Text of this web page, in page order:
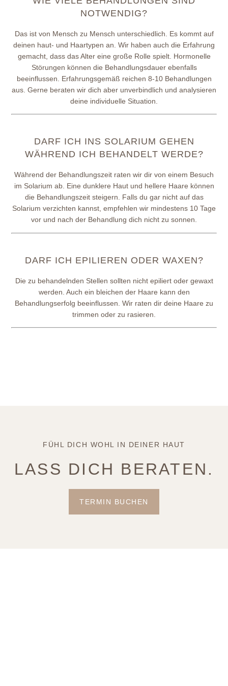
NOTWENDIG?
Das ist von Mensch zu Mensch unterschiedlich. Es kommt auf
deinen haut- und Haartypen an. Wir haben auch die Erfahrung
gemacht, dass das Alter eine große Rolle spielt. Hormonelle
Störungen können die Behandlungsdauer ebenfalls
beeinflussen. Erfahrungsgemäß reichen 8-10 Behandlungen
aus. Gerne beraten wir dich aber unverbindlich und analysieren
deine individuelle Situation.
DARF ICH INS SOLARIUM GEHEN
WÄHREND ICH BEHANDELT WERDE?
Während der Behandlungszeit raten wir dir von einem Besuch
im Solarium ab. Eine dunklere Haut und hellere Haare können
die Behandlungszeit steigern. Falls du gar nicht auf das
Solarium verzichten kannst, empfehlen wir mindestens 10 Tage
vor und nach der Behandlung dich nicht zu sonnen.
DARF ICH EPILIEREN ODER WAXEN?
Die zu behandelnden Stellen sollten nicht epiliert oder gewaxt
werden. Auch ein bleichen der Haare kann den
Behandlungserfolg beeinflussen. Wir raten dir deine Haare zu
trimmen oder zu rasieren.
FÜHL DICH WOHL IN DEINER HAUT
LASS DICH BERATEN.
TERMIN BUCHEN